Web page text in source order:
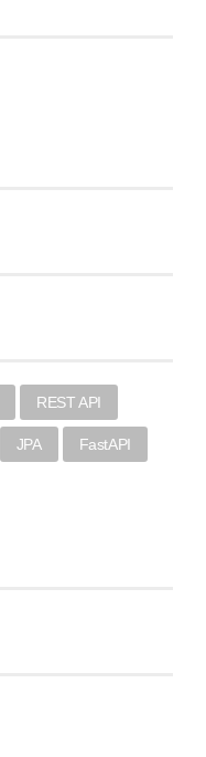
REST API
JPA FastAPI